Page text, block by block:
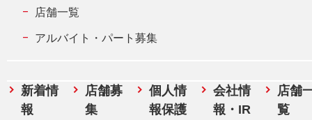
店舗一覧
アルバイト・パート募集
新着情
報
店舗募
集
個人情
報保護
会社情
報・IR
店舗
覧